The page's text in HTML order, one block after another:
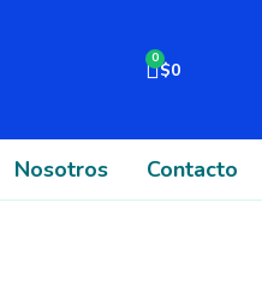
$0
Cart
Nosotros Contacto